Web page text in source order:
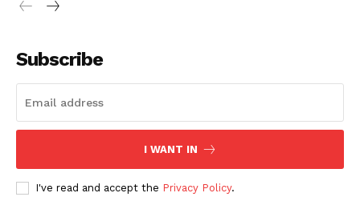
Subscribe
I WANT IN
I've read and accept the Privacy Policy.